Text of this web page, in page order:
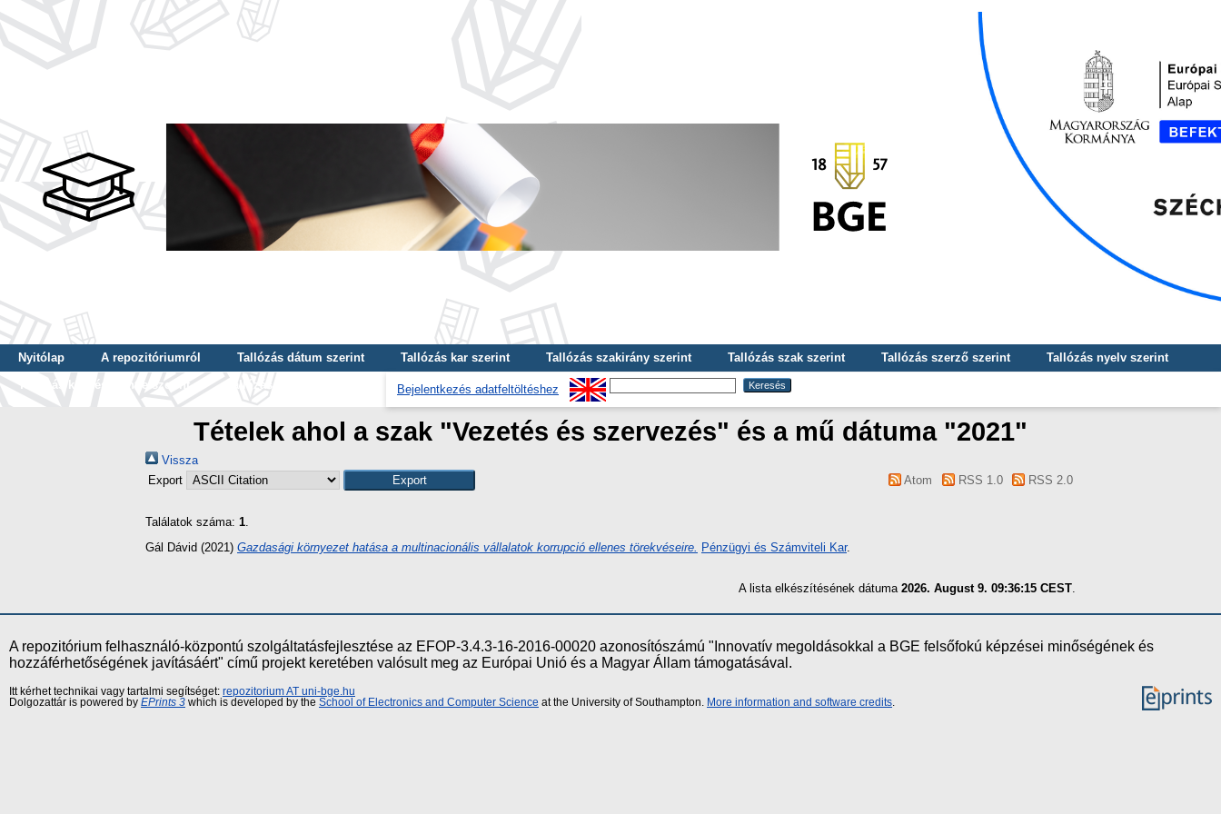
Nyitólap A repozitóriumról Tallózás dátum szerint Tallózás kar szerint Tallózás szakirány szerint Tallózás szak szerint Tallózás szerző szerint
Tallózás nyelv szerint
Tallózás képzés szintje szerint
Tallózás kulcsszó szerint Bejelentkezés adatfeltöltéshez
Tételek ahol a szak "Vezetés és szervezés" és a mű dátuma "2021"
Vissza
Export
Atom RSS 1.0 RSS 2.0
Találatok száma: 1.
Gál Dávid (2021) Gazdasági környezet hatása a multinacionális vállalatok korrupció ellenes törekvéseire. Pénzügyi és Számviteli Kar.
A lista elkészítésének dátuma 2026. August 9. 09:36:15 CEST
A repozitórium felhasználó-központú szolgáltatásfejlesztése az EFOP-3.4.3-16-2016-00020 azonosítószámú "Innovatív megoldásokkal a BGE felsőfokú képzései minőségének és
hozzáférhetőségének javításáért" című projekt keretében valósult meg az Európai Unió és a Magyar Állam támogatásával.
Itt kérhet technikai vagy tartalmi segítséget: repozitorium AT uni-bge.hu
Dolgozattár is powered by EPrints 3 which is developed by the School of Electronics and Computer Science at the University of Southampton. More information and software credits